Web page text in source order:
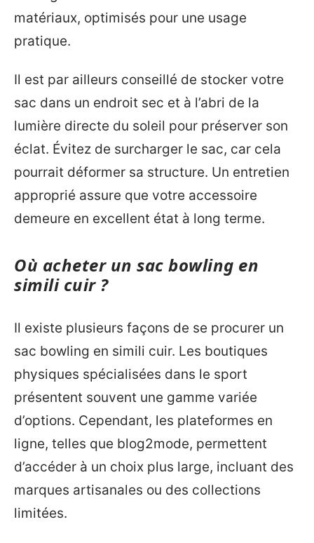
matériaux, optimisés pour une usage
pratique.
Il est par ailleurs conseillé de stocker votre
sac dans un endroit sec et à l’abri de la
lumière directe du soleil pour préserver son
éclat. Évitez de surcharger le sac, car cela
pourrait déformer sa structure. Un entretien
approprié assure que votre accessoire
demeure en excellent état à long terme.
Où acheter un sac bowling en
simili cuir ?
Il existe plusieurs façons de se procurer un
sac bowling en simili cuir. Les boutiques
physiques spécialisées dans le sport
présentent souvent une gamme variée
d’options. Cependant, les plateformes en
ligne, telles que blog2mode, permettent
d’accéder à un choix plus large, incluant des
marques artisanales ou des collections
limitées.